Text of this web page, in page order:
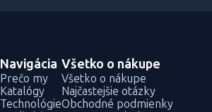
Navigácia
Prečo my
Katalógy
Technológie
Všetko o nákupe
Všetko o nákupe
Najčastejšie otázky
Obchodné podmienky